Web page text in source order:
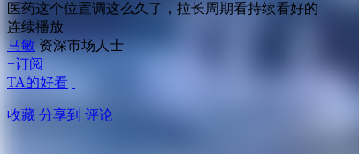
医药这个位置调这么久了，拉长周期看持续看好的
连续播放
马敏 资深市场人士
+订阅
TA的好看
收藏 分享到 评论